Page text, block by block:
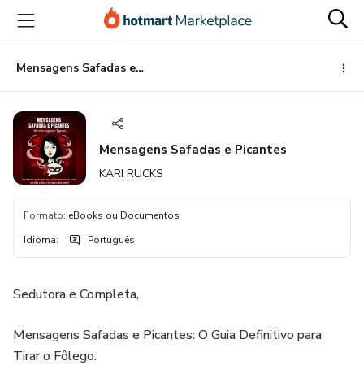
para
conteúdo
principal
para
pagamento
para
rodapé
Mensagens Safadas e Picantes
Mensagens Safadas e Picantes
KARI RUCKS
Formato: eBooks ou Documentos
Idioma: Português
Sedutora e Completa,
​Mensagens Safadas e Picantes: O Guia Definitivo para
Tirar o Fôlego.